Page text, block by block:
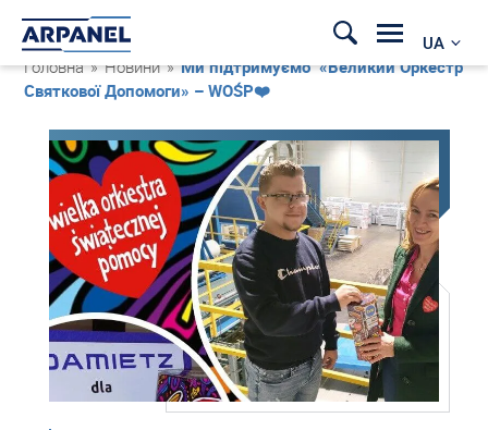
UA
Головна » Новини »Ми підтримуємо «Великий Оркестр
Святкової Допомоги» – WOŚP❤️